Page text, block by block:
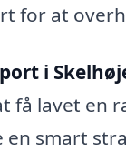
for at
i
få lavet en
smart